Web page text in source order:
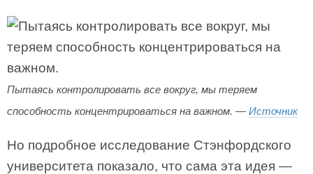
Пытаясь контролировать все вокруг, мы теряем
способность концентрироваться на важном. — Источник
Но подробное исследование Стэнфордского
университета показало, что сама эта идея —